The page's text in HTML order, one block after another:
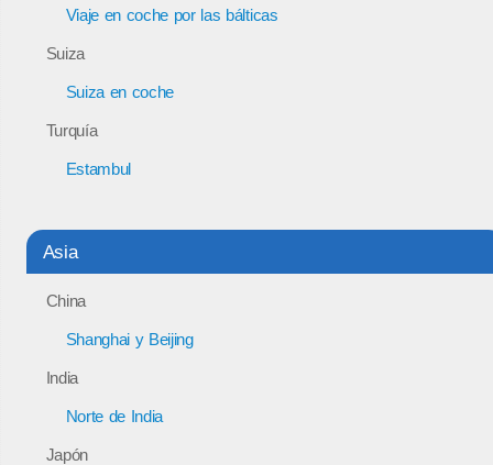
Viaje en coche por las bálticas
Suiza
Suiza en coche
Turquía
Estambul
Asia
China
Shanghai y Beijing
India
Norte de India
Japón